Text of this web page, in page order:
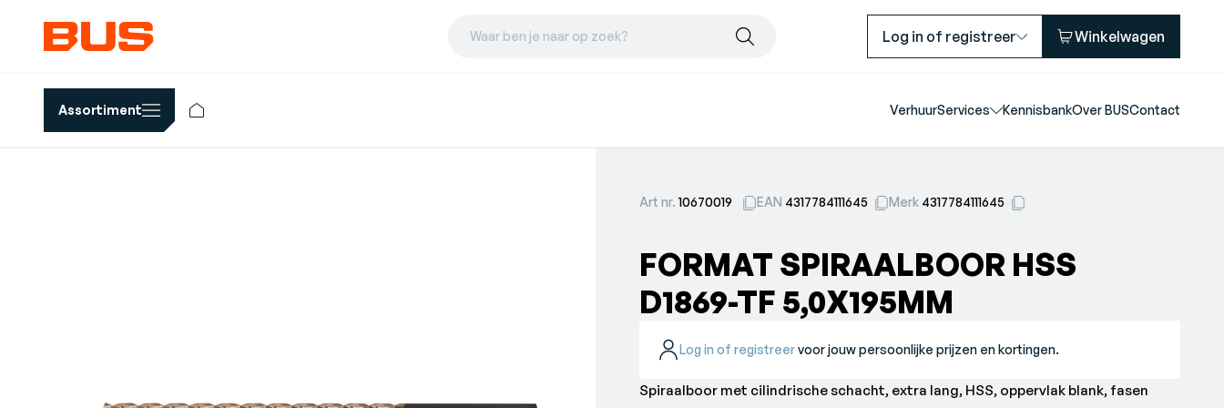
Waar ben je naar op zoek? Log in of registreer Winkelwagen
Assortiment VerhuurServices KennisbankOver BUSContact
Art nr.10670019 EAN 4317784111645 Merk 4317784111645
FORMAT SPIRAALBOOR HSS
D1869-TF 5,0X195MM
Log in of registreervoor jouw persoonlijke prijzen en kortingen.
Spiraalboor met cilindrische schacht, extra lang, HSS, oppervlak blank, fasen